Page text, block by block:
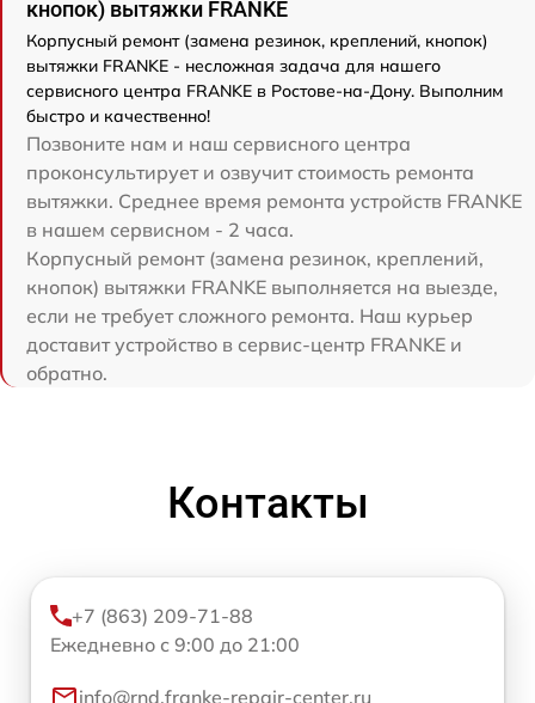
кнопок) вытяжки FRANKE
Корпусный ремонт (замена резинок, креплений, кнопок)
вытяжки FRANKE - несложная задача для нашего
сервисного центра FRANKE в Ростове-на-Дону. Выполним
быстро и качественно!
Позвоните нам и наш сервисного центра
проконсультирует и озвучит стоимость ремонта
вытяжки. Среднее время ремонта устройств FRANKE
в нашем сервисном - 2 часа.
Корпусный ремонт (замена резинок, креплений,
кнопок) вытяжки FRANKE выполняется на выезде,
если не требует сложного ремонта. Наш курьер
доставит устройство в сервис-центр FRANKE и
обратно.
Контакты
+7 (863) 209-71-88
Ежедневно с 9:00 до 21:00
info@rnd.franke-repair-center.ru